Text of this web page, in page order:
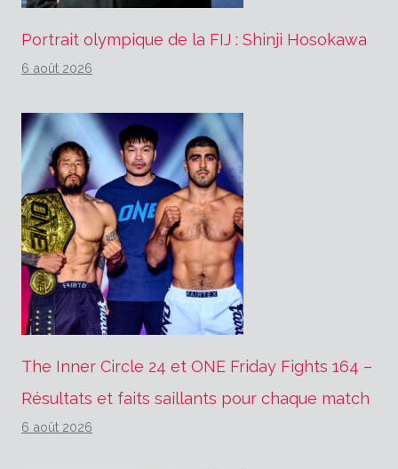
Portrait olympique de la FIJ : Shinji Hosokawa
6 août 2026
The Inner Circle 24 et ONE Friday Fights 164 –
Résultats et faits saillants pour chaque match
6 août 2026